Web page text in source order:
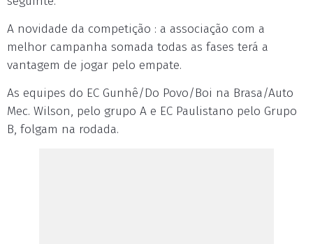
A novidade da competição : a associação com a
melhor campanha somada todas as fases terá a
vantagem de jogar pelo empate.
As equipes do EC Gunhê/Do Povo/Boi na Brasa/Auto
Mec. Wilson, pelo grupo A e EC Paulistano pelo Grupo
B, folgam na rodada.